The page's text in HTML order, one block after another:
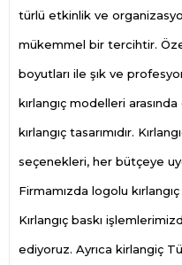
türlü etkinlik ve
mükemmel bir tercihtir.
boyutları ile şık ve
kırlangıç modelleri
kırlangıç tasarımıdır.
seçenekleri, her bütçeye
Firmamızda logolu
Kırlangıç baskı
ediyoruz. Ayrıca kirlangiç